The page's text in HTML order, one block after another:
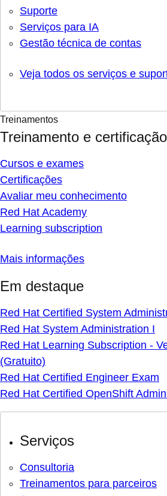
Suporte
Serviços para IA
Gestão técnica de contas
Veja todos os serviços e
Treinamentos
Treinamento e certificação
Cursos e exames
Certificações
Avaliar meu conhecimento
Red Hat Academy
Learning subscription
Mais informações
Em destaque
Red Hat Certified System
Red Hat System Administration I
Red Hat Learning Subscription -
(Gratuito)
Red Hat Certified Engineer Exam
Red Hat Certified OpenShift
Serviços
Consultoria
Treinamentos para parceiros